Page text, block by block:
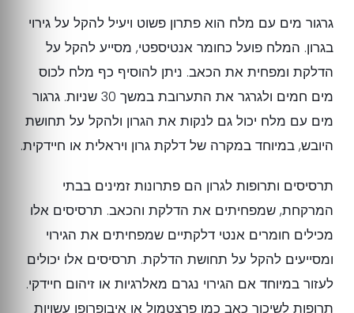
גרגור מים עם מלח הוא פתרון פשוט ויעיל להקל על גירוי
בגרון. המלח פועל כחומר אנטיספטי, מסייע להקל על
הדלקת ומפחית את הכאב. ניתן להוסיף כף מלח לכוס
מים חמים ולגרגר את התערובת במשך 30 שניות. גרגור
מים עם מלח יכול גם לנקות את הגרון ולהקל על תחושת
היובש, במיוחד במקרה של דלקת גרון ויראלית או חיידקית.
תרסיסים ותרופות לגרון הם פתרונות זמינים בבתי
המרקחת, שמפחיתים את הדלקת והכאב. תרסיסים אלו
מכילים חומרים אנטי דלקתיים שמפחיתים את הגירוי
ומסייעים להקל על תחושת הדלקת. תרסיסים אלו יכולים
לעזור במיוחד אם הגירוי נגרם מאלרגיות או זיהום חיידקי.
תרופות לשיכוך כאב כמו פרצטמול או איבופרופן עשויות